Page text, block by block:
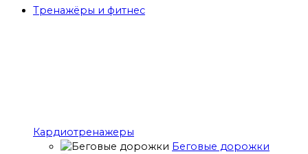
Тренажёры и фитнес
Кардиотренажеры
Беговые дорожки